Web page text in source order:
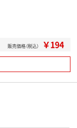
販売価格（税込） ￥194